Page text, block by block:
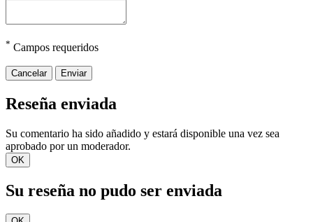
* Campos requeridos
Cancelar Enviar
Reseña enviada
Su comentario ha sido añadido y estará disponible una vez sea
aprobado por un moderador.
OK
Su reseña no pudo ser enviada